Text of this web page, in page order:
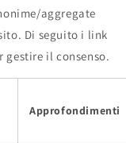
aggregate
Di seguito i link
il consenso.
Approfondimenti